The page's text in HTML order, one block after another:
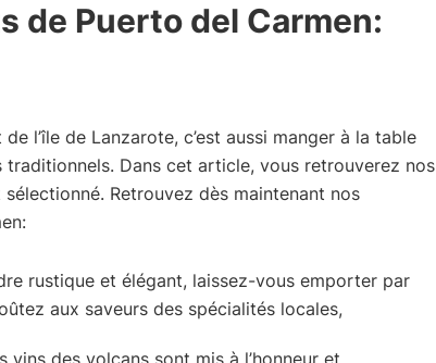
de Puerto del Carmen:
l’île de Lanzarote, c’est aussi manger à la table
traditionnels. Dans cet article, vous retrouverez nos
Retrouvez dès maintenant nos
rustique et élégant, laissez-vous emporter par
aux saveurs des spécialités locales,